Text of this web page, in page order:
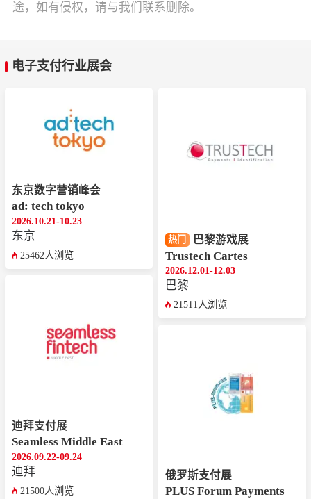
途，如有侵权，请与我们联系删除。
电子支付行业展会
东京数字营销峰会
ad: tech tokyo
2026.10.21-10.23
东京
25462人浏览
迪拜支付展
Seamless Middle East
2026.09.22-09.24
迪拜
21500人浏览
热门 巴黎游戏展
Trustech Cartes
2026.12.01-12.03
巴黎
21511人浏览
俄罗斯支付展
PLUS Forum Payments